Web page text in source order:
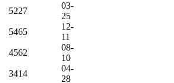
5227
03-
25
5465
12-
11
4562
08-
10
3414
04-
28